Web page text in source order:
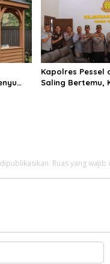
Kapolres Pessel
Saling Bertemu,
Ruas yang wajib